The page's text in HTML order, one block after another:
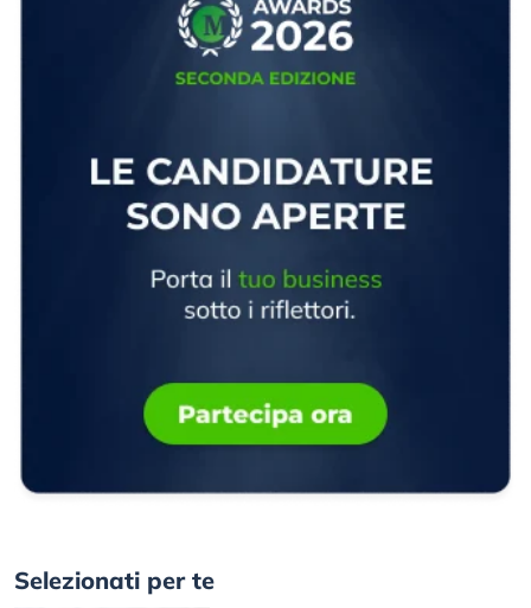
Selezionati per te